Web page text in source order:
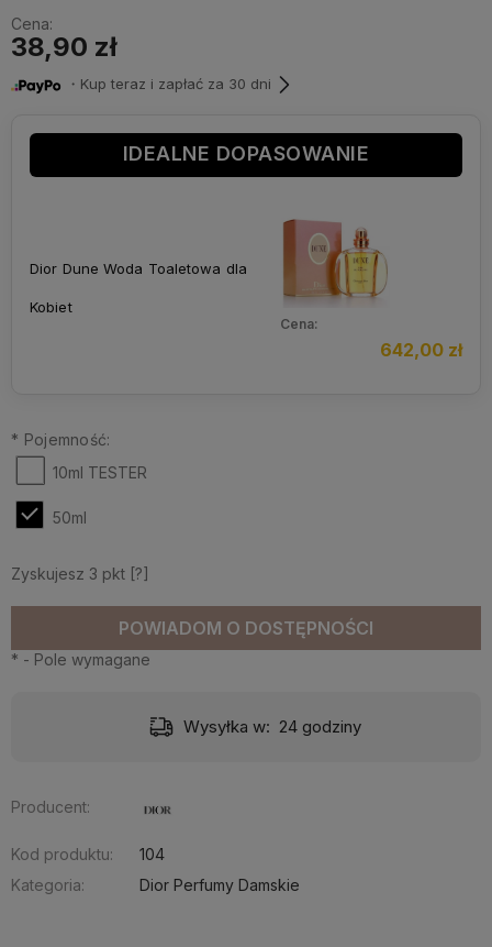
Cena:
38,90 zł
・Kup teraz i zapłać za 30 dni
IDEALNE DOPASOWANIE
Dior Dune Woda Toaletowa dla
Kobiet
Cena:
642,00 zł
* Pojemność:
10ml TESTER
50ml
Zyskujesz 3 pkt [?]
POWIADOM O DOSTĘPNOŚCI
* - Pole wymagane
Wysyłka w: 24 godziny
Producent:
Kod produktu:
104
Kategoria:
Dior Perfumy Damskie